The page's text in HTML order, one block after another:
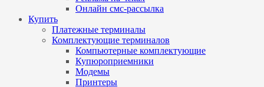
Онлайн смс-рассылка
Купить
Платежные терминалы
Комплектующие терминалов
Компьютерные комплектующие
Купюроприемники
Модемы
Принтеры